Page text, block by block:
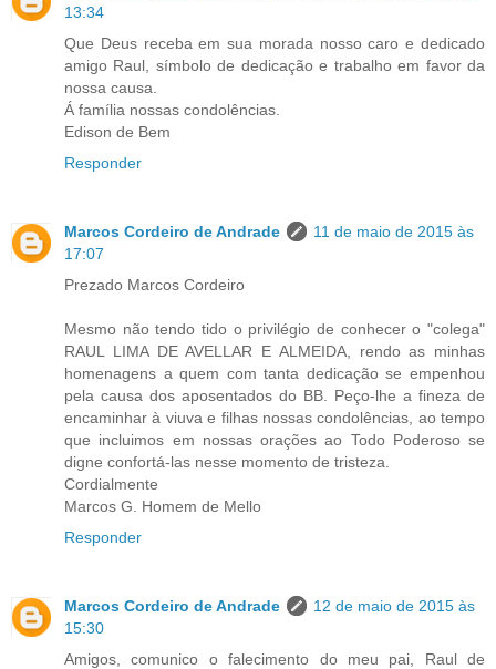
13:34
Que Deus receba em sua morada nosso caro e dedicado
amigo Raul, símbolo de dedicação e trabalho em favor da
nossa causa.
Á família nossas condolências.
​Edison de Bem
Responder
Marcos Cordeiro de Andrade
11 de maio de 2015 às
17:07
Prezado Marcos Cordeiro
Mesmo não tendo tido o privilégio de conhecer o "colega"
RAUL LIMA DE AVELLAR E ALMEIDA, rendo as minhas
homenagens a quem com tanta dedicação se empenhou
pela causa dos aposentados do BB. Peço-lhe a fineza de
encaminhar à viuva e filhas nossas condolências, ao tempo
que incluimos em nossas orações ao Todo Poderoso se
digne confortá-las nesse momento de tristeza.
Cordialmente
​Marcos G. Homem de Mello
Responder
Marcos Cordeiro de Andrade
12 de maio de 2015 às
15:30
Amigos, comunico o falecimento do meu pai, Raul de